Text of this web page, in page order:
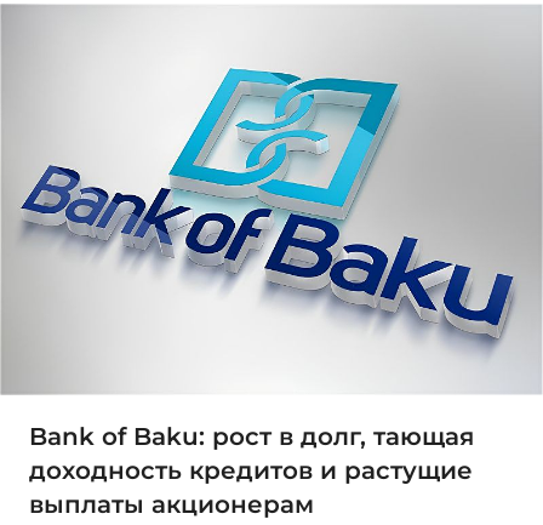
Bank of Baku: рост в долг, тающая
доходность кредитов и растущие
выплаты акционерам